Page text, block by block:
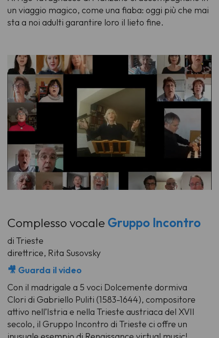
un viaggio magico, come una fiaba: oggi più che mai
sta a noi adulti garantire loro il lieto fine.
Complesso vocale Gruppo Incontro
di Trieste
direttrice, Rita Susovsky
🎥 Guarda il video
Con il madrigale a 5 voci Dolcemente dormiva
Clori di Gabriello Puliti (1583-1644), compositore
attivo nell’Istria e nella Trieste austriaca del XVII
secolo, il Gruppo Incontro di Trieste ci offre un